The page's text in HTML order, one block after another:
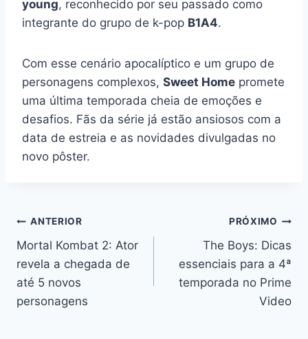
young, reconhecido por seu passado como
integrante do grupo de k-pop B1A4.
Com esse cenário apocalíptico e um grupo de
personagens complexos, Sweet Home promete
uma última temporada cheia de emoções e
desafios. Fãs da série já estão ansiosos com a
data de estreia e as novidades divulgadas no
novo pôster.
Navegação
de
Post
ANTERIOR
Mortal Kombat 2: Ator
revela a chegada de
até 5 novos
personagens
PRÓXIMO
The Boys: Dicas
essenciais para a 4ª
temporada no Prime
Video